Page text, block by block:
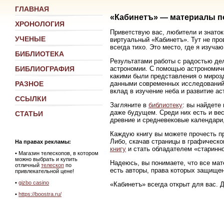
ГЛАВНАЯ
ХРОНОЛОГИЯ
УЧЕНЫЕ
БИБЛИОТЕКА
БИБЛИОГРАФИЯ
РАЗНОЕ
ССЫЛКИ
СТАТЬИ
На правах рекламы:
• Магазин телескопов, в котором
можно выбрать и купить
отличный телескоп по
привлекательной цене!
• gizbo casino
• https://boostra.ru/
«Кабинетъ» — материалы
Приветствую вас, любители и
виртуальный «Кабинетъ». Тут не
всегда тихо. Это место, где я
Результатами работы с радостью
астрономии. С помощью
какими были представления о
данными современных
вклад в изучение неба и развитие
Загляните в библиотеку: вы найдете
даже будущем. Среди них есть и
древние и средневековые
Каждую книгу вы можете прочесть
Либо, скачав страницы в
книгу и стать обладателем
Надеюсь, вы понимаете, что все
есть авторы, права которых
«Кабинетъ» всегда открыт для вас.